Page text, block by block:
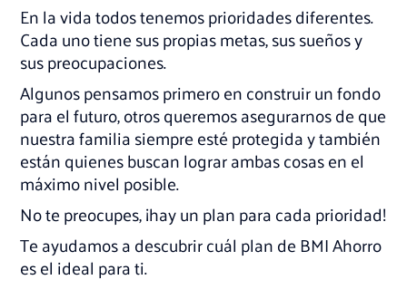
En la vida todos tenemos prioridades diferentes.
Cada uno tiene sus propias metas, sus sueños y
sus preocupaciones.
Algunos pensamos primero en construir un fondo
para el futuro, otros queremos asegurarnos de que
nuestra familia siempre esté protegida y también
están quienes buscan lograr ambas cosas en el
máximo nivel posible.
No te preocupes, ¡hay un plan para cada prioridad!
Te ayudamos a descubrir cuál plan de BMI Ahorro
es el ideal para ti.